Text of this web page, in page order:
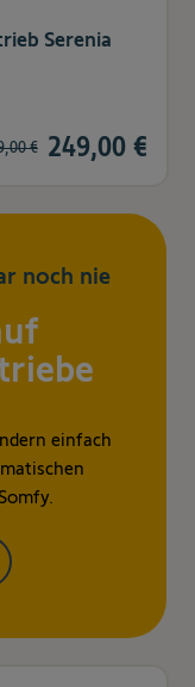
Serenia
249,00 €
€
noch nie
einfach